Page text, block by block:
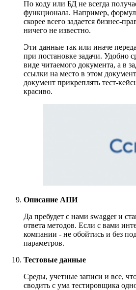
По коду или БД не всегда
функционала. Например,
скорее всего задается бизнес-
ничего не известно.
Эти данные так или иначе
при постановке задачи. Удобно
виде читаемого документа, а в
ссылки на место в этом
документ прикреплять тест-
красиво.
Описание АПИ
Да пребудет с нами swagger и
ответа методов. Если с вами
компании - не обойтись и без
параметров.
Тестовые данные
Среды, учетные записи и все,
сводить с ума тестировщика